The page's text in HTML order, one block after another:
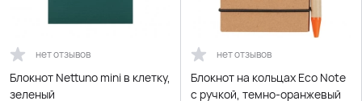
нет отзывов
Блокнот Nettuno mini в клетку,
зеленый
нет отзывов
Блокнот на кольцах Eco Note
с ручкой, темно-оранжевый